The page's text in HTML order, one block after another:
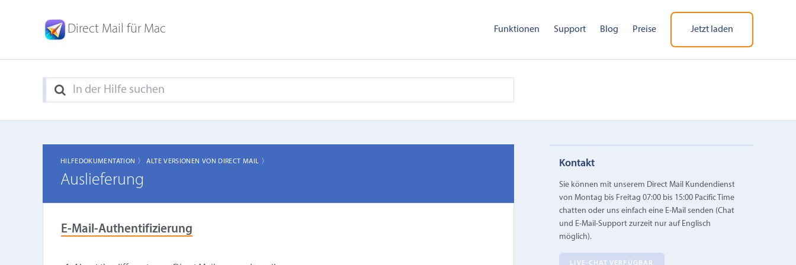
Direct Mail für Mac Funktionen Support Blog Preise Jetzt laden
HILFEDOKUMENTATION 〉 ALTE VERSIONEN VON DIRECT MAIL 〉
Auslieferung
E-Mail-Authentifizierung
Kontakt
Sie können mit unserem Direct Mail Kundendienst
von Montag bis Freitag 07:00 bis 15:00 Pacific Time
chatten oder uns einfach eine E‑Mail senden (Chat
und E-Mail-Support zurzeit nur auf Englisch
möglich).
LIVE-CHAT VERFÜGBAR